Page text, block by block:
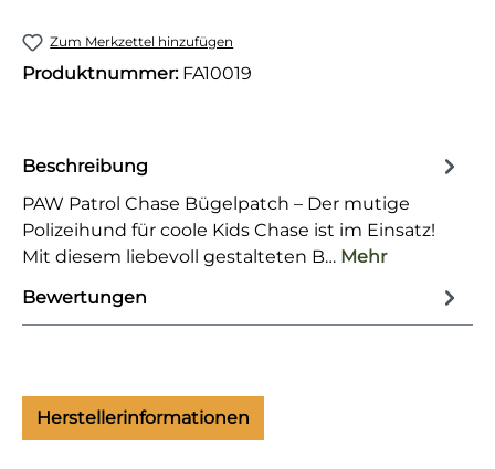
Zum Merkzettel hinzufügen
Produktnummer: FA10019
Beschreibung
PAW Patrol Chase Bügelpatch – Der mutige
Polizeihund für coole Kids Chase ist im Einsatz!
Mit diesem liebevoll gestalteten B… Mehr
Bewertungen
Herstellerinformationen